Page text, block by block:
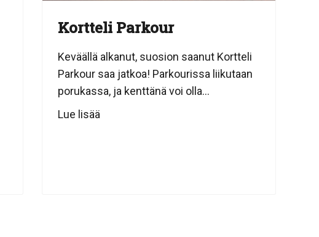
Kortteli Parkour
Keväällä alkanut, suosion saanut Kortteli
Parkour saa jatkoa! Parkourissa liikutaan
porukassa, ja kenttänä voi olla...
Lue lisää